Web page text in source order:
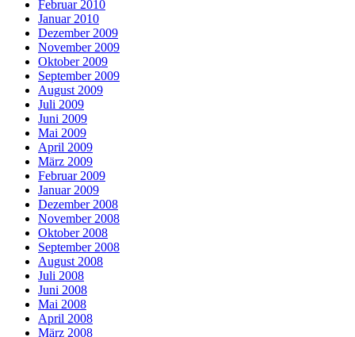
Februar 2010
Januar 2010
Dezember 2009
November 2009
Oktober 2009
September 2009
August 2009
Juli 2009
Juni 2009
Mai 2009
April 2009
März 2009
Februar 2009
Januar 2009
Dezember 2008
November 2008
Oktober 2008
September 2008
August 2008
Juli 2008
Juni 2008
Mai 2008
April 2008
März 2008